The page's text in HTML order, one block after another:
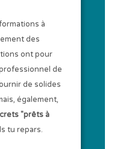
à
des
ont pour
de
de solides
également,
"prêts à
tu repars.